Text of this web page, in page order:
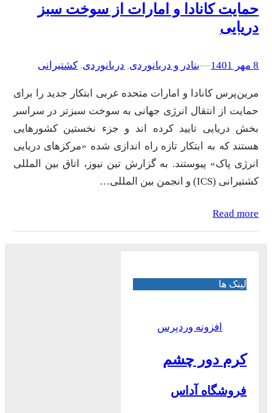
حمایت کانادا و امارات از سوخت سبز
دریایی
8 مهر 1401 –
–بنادر و دریانوردی, دریانوردی, کشتیرانی
مرین‌پرس کانادا و امارات متحده عربی ابتکار جدید را برای
حمایت از انتقال انرژی جهانی به سوخت سبزتر در سراسر
بخش دریایی تایید کرده اند و جزء نخستین کشورهایی
هستند که به ابتکار تازه راه اندازی شده «مرکزهای دریایی
انرژی پاک» پیوستند. به گزارش تین نیوز، اتاق بین المللی
کشتیرانی (ICS) و انجمن بین المللی…
Read more
لینک ها
افزونه وردپرس
کرم دور چشم
فروشگاه آداس